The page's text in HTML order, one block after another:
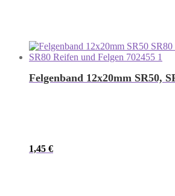
Felgenband 12x20mm SR50,
1,45 €